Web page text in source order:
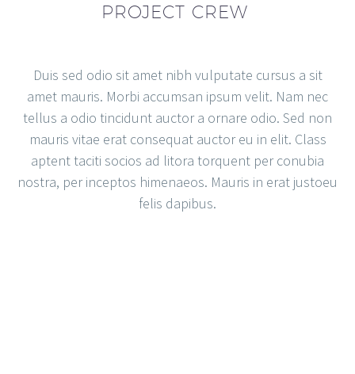
PROJECT CREW
Duis sed odio sit amet nibh vulputate cursus a sit
amet mauris. Morbi accumsan ipsum velit. Nam nec
tellus a odio tincidunt auctor a ornare odio. Sed non
mauris vitae erat consequat auctor eu in elit. Class
aptent taciti socios ad litora torquent per conubia
nostra, per inceptos himenaeos. Mauris in erat justoeu
felis dapibus.